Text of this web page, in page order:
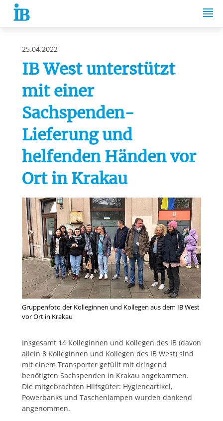
Springe zum Inhalt
25.04.2022
IB West unterstützt
mit einer
Sachspenden-
Lieferung und
helfenden Händen vor
Ort in Krakau
Gruppenfoto der Kolleginnen und Kollegen aus dem IB West
vor Ort in Krakau
Insgesamt 14 Kolleginnen und Kollegen des IB (davon
allein 8 Kolleginnen und Kollegen des IB West) sind
mit einem Transporter gefüllt mit dringend
benötigten Sachspenden in Krakau angekommen.
Die mitgebrachten Hilfsgüter: Hygieneartikel,
Powerbanks und Taschenlampen wurden dankend
angenommen.